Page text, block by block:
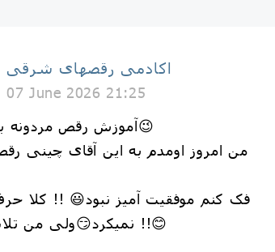
اكادمى رقصهاى شرقى
07 June 2026 21:25
آموزش رقص مردونه به سامورایی😉
من امروز اومدم به این آقای چینی
فک کنم موفقیت آمیز نبود😃 !! کلا
نمیکرد😏ولی من تلاشم رو کردم !!😊